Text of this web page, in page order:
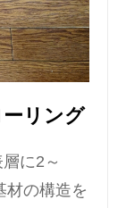
リング
に2～
材の構造を